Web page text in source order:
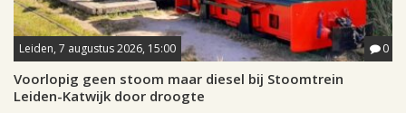
Leiden, 7 augustus 2026, 15:00 0
Voorlopig geen stoom maar diesel bij Stoomtrein
Leiden-Katwijk door droogte